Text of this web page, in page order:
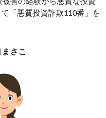
「悪質投資詐欺110番」を
さこ